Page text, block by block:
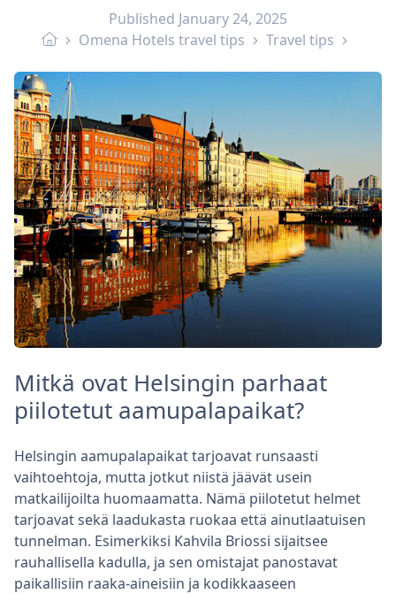
Published January 24, 2025
Omena Hotels travel tips
Travel tips
Mitkä ovat Helsingin parhaat
piilotetut aamupalapaikat?
Helsingin aamupalapaikat tarjoavat runsaasti
vaihtoehtoja, mutta jotkut niistä jäävät usein
matkailijoilta huomaamatta. Nämä piilotetut helmet
tarjoavat sekä laadukasta ruokaa että ainutlaatuisen
tunnelman. Esimerkiksi Kahvila Briossi sijaitsee
rauhallisella kadulla, ja sen omistajat panostavat
paikallisiin raaka-aineisiin ja kodikkaaseen